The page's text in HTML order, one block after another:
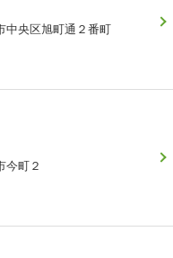
中央区旭町通２番町
今町２